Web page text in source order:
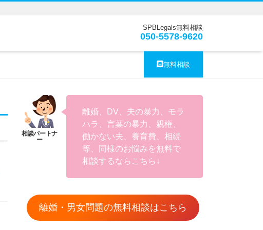
SPBLegals無料相談
050-5578-9620
無料相談
離婚、DV、夫の暴力、モラ
ハラ、言葉の暴力、親権、
働かない夫、養育費、相続
等、同様のお悩みを無料で
相談するならこちら↓
離婚・男女問題の無料相談はこちら